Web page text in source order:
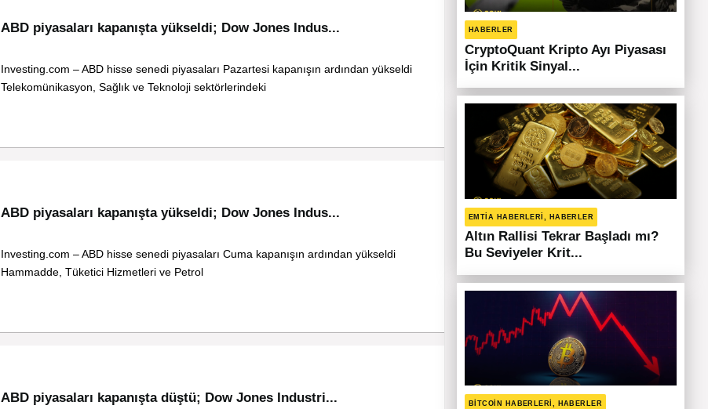
ABD piyasaları kapanışta yükseldi; Dow Jones Indus...
Investing.com – ABD hisse senedi piyasaları Pazartesi kapanışın ardından yükseldi
Telekomünikasyon, Sağlık ve Teknoloji sektörlerindeki
ABD piyasaları kapanışta yükseldi; Dow Jones Indus...
Investing.com – ABD hisse senedi piyasaları Cuma kapanışın ardından yükseldi
Hammadde, Tüketici Hizmetleri ve Petrol
ABD piyasaları kapanışta düştü; Dow Jones Industri...
HABERLER
CryptoQuant Kripto Ayı Piyasası
İçin Kritik Sinyal...
EMTIA HABERLERI, HABERLER
Altın Rallisi Tekrar Başladı mı?
Bu Seviyeler Krit...
BITCOIN HABERLERI, HABERLER